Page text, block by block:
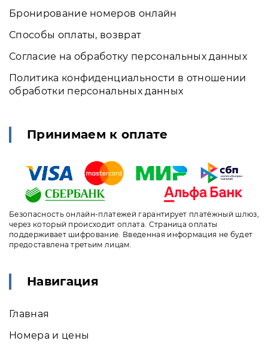
Бронирование номеров онлайн
Способы оплаты, возврат
Согласие на обработку персональных данных
Политика конфиденциальности в отношении
обработки персональных данных
Принимаем к оплате
Безопасность онлайн-платежей гарантирует платёжный шлюз,
через который происходит оплата. Страница оплаты
поддерживает шифрование. Введенная информация не будет
предоставлена третьим лицам.
Навигация
Главная
Номера и цены